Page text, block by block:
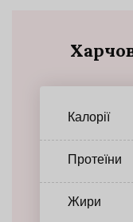
Калорії
Протеїни
Жири